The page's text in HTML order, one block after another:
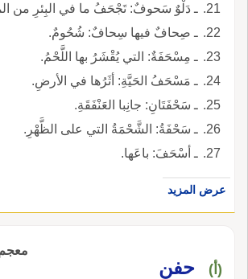
ـ دَلْوٌ سَحوفٌ: تَجْحَفُ ما في البِئرِ من
ـ صِحافٌ فيها سِحافٌ: شُحُومٌ.
ـ مِسْحَفَةٌ: التي يُقْشَرُ بها اللَّحْمُ.
ـ مَسْحَفُ الحَيَّةِ: أثَرُها في الأرضِ.
ـ سَحْفَتَانِ: جانِبا العَنْفَقَةِ.
ـ سَحْفَةُ: الشَّحْمَةُ التي على الظَّهْرِ.
ـ أسْحَفَ: باعَها.
عرض المزيد
(أ) حفن